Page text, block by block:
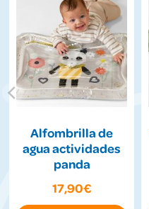
Alfombrilla de
agua actividades
panda
17,90€